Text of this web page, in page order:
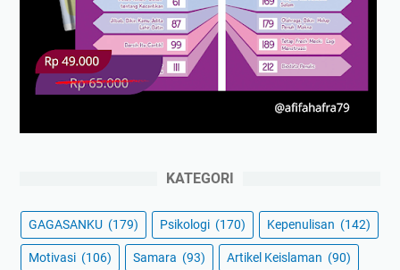
KATEGORI
GAGASANKU (179) Psikologi (170) Kepenulisan (142)
Motivasi (106) Samara (93) Artikel Keislaman (90)